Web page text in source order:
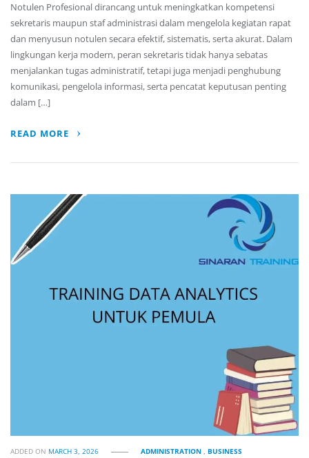
Notulen Profesional dirancang untuk meningkatkan kompetensi
sekretaris maupun staf administrasi dalam mengelola kegiatan rapat
dan menyusun notulen secara efektif, sistematis, serta akurat. Dalam
lingkungan kerja modern, peran sekretaris tidak hanya sebatas
menjalankan tugas administratif, tetapi juga menjadi penghubung
komunikasi, pengelola informasi, serta pencatat keputusan penting
dalam […]
READ MORE
ADDED ON MARCH 3, 2026 ADMINISTRATION ,BUSINESS